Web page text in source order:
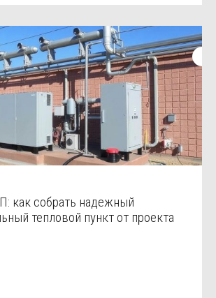
как собрать надежный
тепловой пункт от проекта